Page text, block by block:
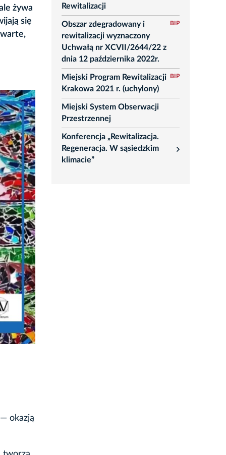
żywa
się
okazją
Rewitalizacji
Obszar zdegradowany i
rewitalizacji wyznaczony
Uchwałą nr XCVII/2644/22 z
dnia 12 października 2022r.
BIP
Miejski Program Rewitalizacji
Krakowa 2021 r. (uchylony)
BIP
Miejski System Obserwacji
Przestrzennej
Konferencja „Rewitalizacja.
Regeneracja. W sąsiedzkim
klimacie”
rozwiń